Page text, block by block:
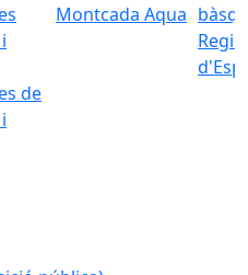
de
Montcada Aqua